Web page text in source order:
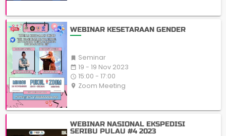
WEBINAR KESETARAAN GENDER
 Seminar
date_range 19 - 19 Nov 2023
access_time 15:00 - 17:00
place Zoom Meeting
WEBINAR NASIONAL EKSPEDISI
SERIBU PULAU #4 2023